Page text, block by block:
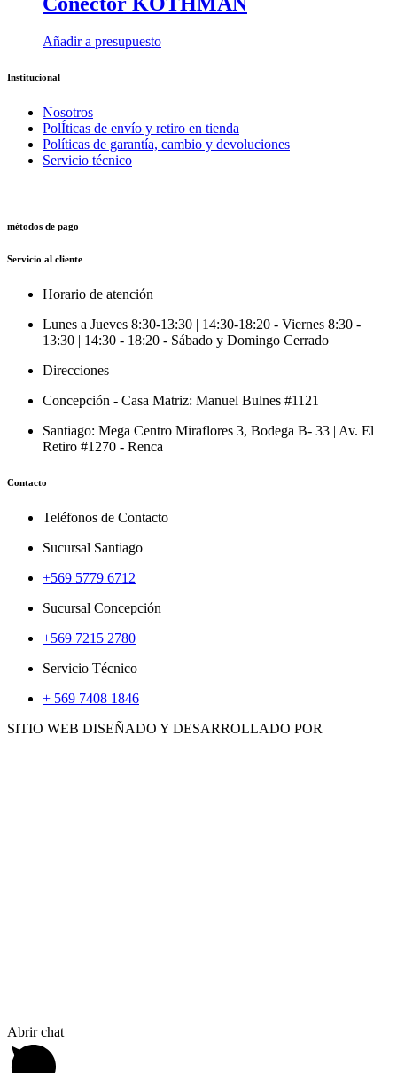
Añadir a presupuesto
Institucional
Nosotros
PolÍticas de envío y retiro en tienda
Políticas de garantía, cambio y devoluciones
Servicio técnico
métodos de pago
Servicio al cliente
Horario de atención
Lunes a Jueves 8:30-13:30 | 14:30-18:20 - Viernes 8:30 -
13:30 | 14:30 - 18:20 - Sábado y Domingo Cerrado
Direcciones
Concepción - Casa Matriz: Manuel Bulnes #1121
Santiago: Mega Centro Miraflores 3, Bodega B- 33 | Av. El
Retiro #1270 - Renca
Contacto
Teléfonos de Contacto
Sucursal Santiago
+569 5779 6712
Sucursal Concepción
+569 7215 2780
Servicio Técnico
+ 569 7408 1846
SITIO WEB DISEÑADO Y DESARROLLADO POR
Abrir chat